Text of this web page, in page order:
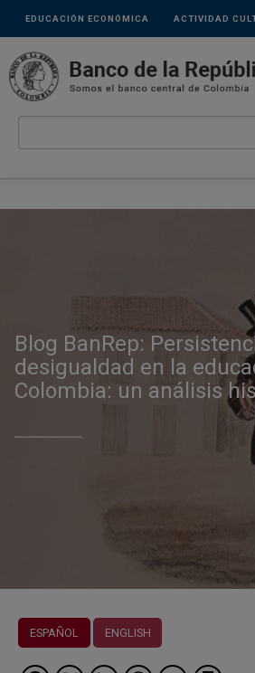
Pasar al contenido principal
Links
secundarios
ACTIVIDAD
EDUCACIÓN ECONÓMICA
Blog BanRep:
desigualdad en la
Colombia: un análisis
ESPAÑOL ENGLISH